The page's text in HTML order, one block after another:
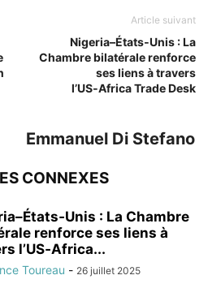
Article suivant
Nigeria–États‑Unis : La
Chambre bilatérale renforce
ses liens à travers
l’US‑Africa Trade Desk
Emmanuel Di Stefano
CONNEXES
: La Chambre
renforce ses liens à
l’US‑Africa...
Toureau - 26 juillet 2025